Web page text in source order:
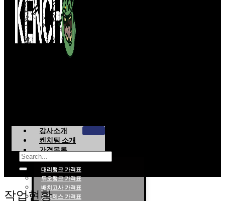
강사소개
켄치팀 소개
가격목록
대리랭크 가격표
듀오랭크 가격표
배치고사 가격표
롤토체스 가격표
작업현황